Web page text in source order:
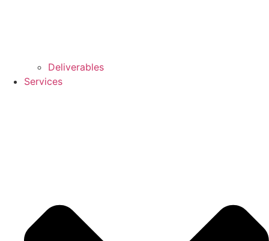
Deliverables
Services